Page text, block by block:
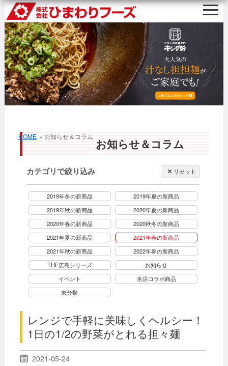
HOME » お知らせ＆コラム お知らせ＆コラム
カテゴリで絞り込み リセット
2019年冬の新商品
2019年夏の新商品
2019年秋の新商品
2020年夏の新商品
2020年春の新商品
2020秋冬の新商品
2021年夏の新商品
2021年春の新商品
2021年秋の新商品
2022年春の新商品
THE広島シリーズ
お知らせ
イベント
名店コラボ商品
未分類
レンジで手軽に美味しくヘルシー！
1日の1/2の野菜がとれる担々麺
2021-05-24